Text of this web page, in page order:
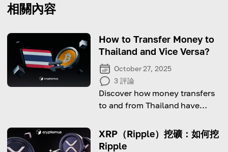
相關內容
How to Transfer Money to
Thailand and Vice Versa?
October 27, 2025
3 評論
Discover how money transfers
to and from Thailand have
convenient than ever.
XRP（Ripple）挖礦：如何挖
Ripple